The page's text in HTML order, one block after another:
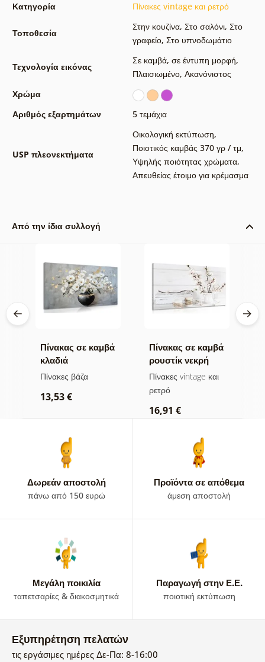
Κατηγορία Πίνακες vintage και ρετρό
Τοποθεσία
Στην κουζίνα, Στο σαλόνι, Στο
γραφείο, Στο υπνοδωμάτιο
Τεχνολογία εικόνας
Σε καμβά, σε έντυπη μορφή,
Πλαισιωμένο, Ακανόνιστος
Χρώμα
Αριθμός εξαρτημάτων
5 τεμάχια
USP πλεονεκτήματα
Οικολογική εκτύπωση,
Ποιοτικός καμβάς 370 γρ / τμ,
Υψηλής ποιότητας χρώματα,
Απευθείας έτοιμο για κρέμασμα
Από την ίδια συλλογή
Πίνακας σε καμβά
κλαδιά
λουλουδιών σε
Πίνακες βάζα
13,53 €
Πίνακας σε καμβά
ρουστίκ νεκρή
φύση
Πίνακες vintage και
ρετρό
16,91 €
Δωρεάν αποστολή
πάνω από 150 ευρώ
Προϊόντα σε απόθεμα
άμεση αποστολή
Μεγάλη ποικιλία
ταπετσαρίες & διακοσμητικά
Παραγωγή στην Ε.Ε.
ποιοτική εκτύπωση
Εξυπηρέτηση πελατών
τις εργάσιμες ημέρες Δε-Πα: 8-16:00